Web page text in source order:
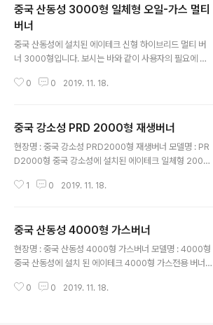
중국 산동성 3000형 일체형 오일-가스 멀티
버너
중국 산동성에 설치된 에이테크 신형 하이브리드 멀티 버
너 3000형입니다. 보시는 바와 같이 사용자의 필요에 따
니다. 유가와 천연가스 가격이 상황에 따라 뒤바뀔 때 비교
0 0 2019. 11. 18.
중국 강소성 PRD 2000형 재생버너
현장명 : 중국 강소성 PRD2000형 재생버너 모델명 : PR
D2000형 중국 강소성에 설치된 에이테크 일체형 2000
1 0 2019. 11. 18.
중국 산동성 4000형 가스버너
현장명 : 중국 산동성 4000형 가스버너 모델명 : 4000형
중국 산동성에 설치 된 에이테크 4000형 가스전용 버너입
0 0 2019. 11. 18.